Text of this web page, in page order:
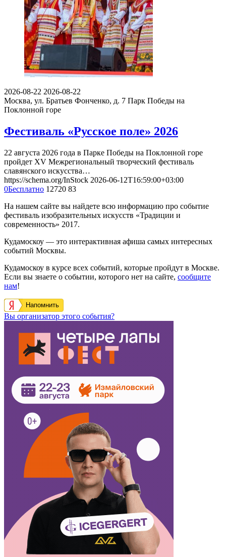
2026-08-22 2026-08-22
Москва, ул. Братьев Фонченко, д. 7 Парк Победы на
Поклонной горе
Фестиваль «Русское поле» 2026
22 августа 2026 года в Парке Победы на Поклонной горе
пройдет XV Межрегиональный творческий фестиваль
славянского искусства…
https://schema.org/InStock 2026-06-12T16:59:00+03:00
0Бесплатно 12720 83
На нашем сайте вы найдете всю информацию про событие
фестиваль изобразительных искусств «Традиции и
современность» 2017.
Кудамоскоу — это интерактивная афиша самых интересных
событий Москвы.
Кудамоскоу в курсе всех событий, которые пройдут в Москве.
Если вы знаете о событии, которого нет на сайте, сообщите
нам!
Напомнить
Вы организатор этого события?